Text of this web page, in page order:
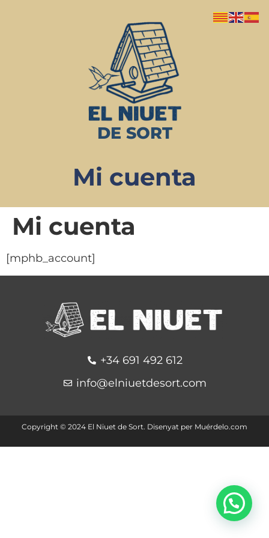
DE SORT
Mi cuenta
Mi cuenta
[mphb_account]
+34 691 492 612
info@elniuetdesort.com
Copyright ©️ 2024 El Niuet de Sort. Disenyat per Muérdelo.com